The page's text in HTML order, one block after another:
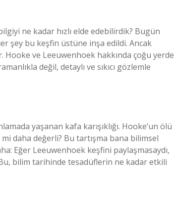
ne kadar hızlı elde edebilirdik? Bugün
şey bu keşfin üstüne inşa edildi. Ancak
Hooke ve Leeuwenhoek hakkında çoğu yerde
değil, detaylı ve sıkıcı gözlemle
yaşanan kafa karışıklığı. Hooke’un ölü
daha değerli? Bu tartışma bana bilimsel
Eğer Leeuwenhoek keşfini paylaşmasaydı,
bilim tarihinde tesadüflerin ne kadar etkili